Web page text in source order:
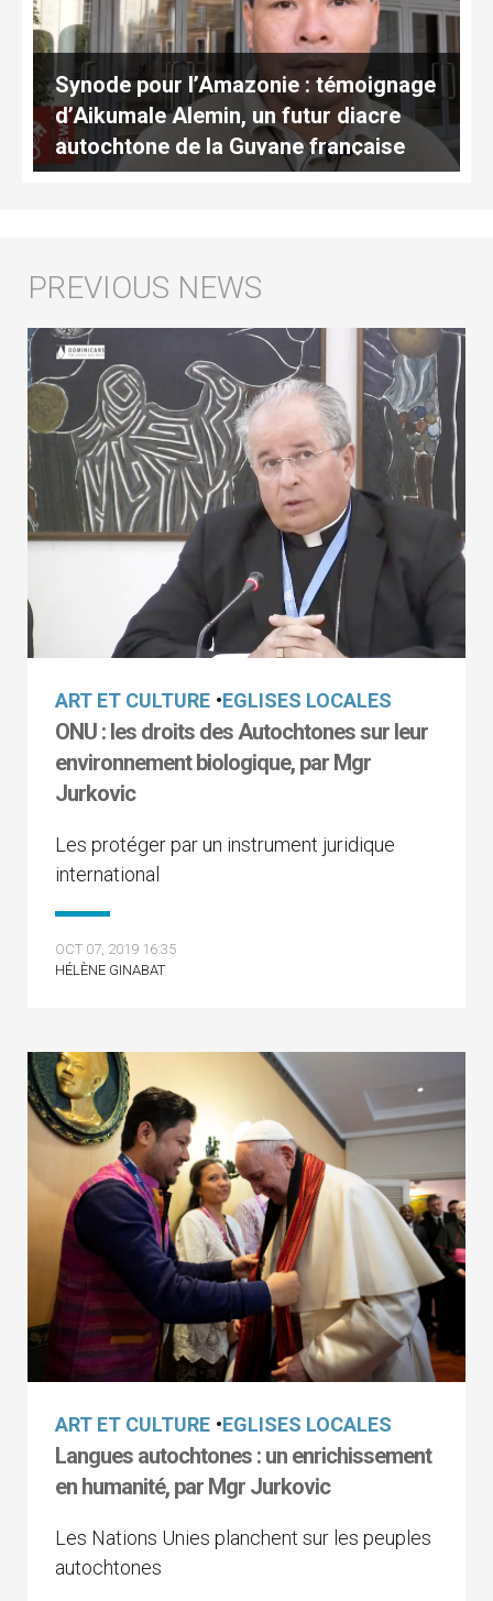
Synode pour l’Amazonie : témoignage
d’Aikumale Alemin, un futur diacre
autochtone de la Guyane française
ART ET CULTURE •EGLISES LOCALES
ONU : les droits des Autochtones sur leur
environnement biologique, par Mgr
Jurkovic
Les protéger par un instrument juridique
international
OCT 07, 2019 16:35
HÉLÈNE GINABAT
ART ET CULTURE •EGLISES LOCALES
Langues autochtones : un enrichissement
en humanité, par Mgr Jurkovic
Les Nations Unies planchent sur les peuples
autochtones